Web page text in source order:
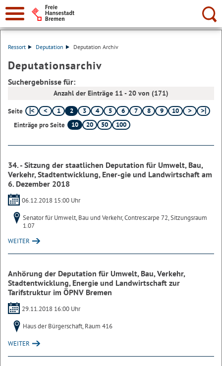
Suche:
Ressort Deputation Deputation Archiv
Deputationsarchiv
Suchergebnisse für:
Anzahl der Einträge 11 - 20 von (171)
Seite 1 2 3 4 5 6 7 8 9
10
Einträge pro Seite
10 20 50 100
34. - Sitzung der staatlichen Deputation für Umwelt, Bau,
Verkehr, Stadtentwicklung, Ener-gie und Landwirtschaft am
6. Dezember 2018
06.12.2018 15:00 Uhr
Senator für Umwelt, Bau und Verkehr, Contrescarpe 72, Sitzungsraum
1.07
WEITER
Anhörung der Deputation für Umwelt, Bau, Verkehr,
Stadtentwicklung, Energie und Landwirtschaft zur
Tarifstruktur im ÖPNV Bremen
29.11.2018 16:00 Uhr
Haus der Bürgerschaft, Raum 416
WEITER